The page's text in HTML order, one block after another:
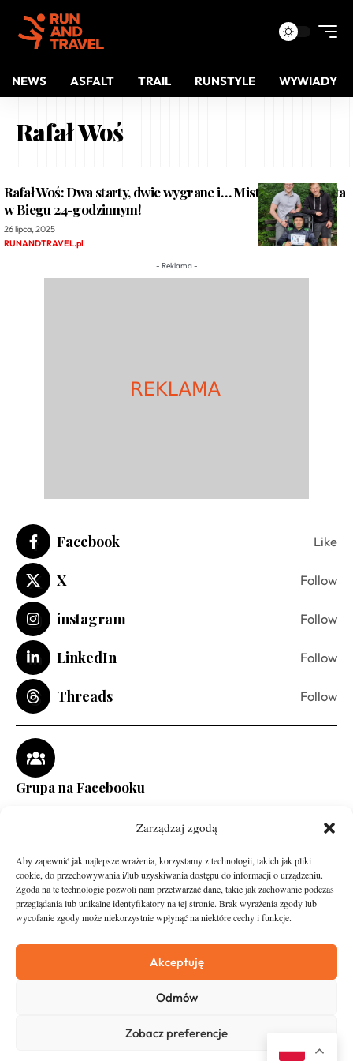
Zarządzaj zgodą
Aby zapewnić jak najlepsze wrażenia, korzystamy z technologii, takich jak pliki
cookie, do przechowywania i/lub uzyskiwania dostępu do informacji o urządzeniu.
Zgoda na te technologie pozwoli nam przetwarzać dane, takie jak zachowanie podczas
przeglądania lub unikalne identyfikatory na tej stronie. Brak wyrażenia zgody lub
wycofanie zgody może niekorzystnie wpłynąć na niektóre cechy i funkcje.
Akceptuję
Odmów
Zobacz preferencje
NEWS ASFALT TRAIL RUNSTYLE WYWIADY
Rafał Woś
Rafał Woś: Dwa starty, dwie wygrane i… Mistrzostwa Świata
w Biegu 24-godzinnym!
26 lipca, 2025
RUNANDTRAVEL.pl
- Reklama -
Facebook Like
X Follow
instagram Follow
LinkedIn Follow
Threads Follow
Grupa na Facebooku
Asfalt
O nas
Zostań Patronem
Kontakt